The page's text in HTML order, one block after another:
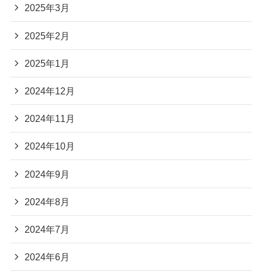
2025年3月
2025年2月
2025年1月
2024年12月
2024年11月
2024年10月
2024年9月
2024年8月
2024年7月
2024年6月